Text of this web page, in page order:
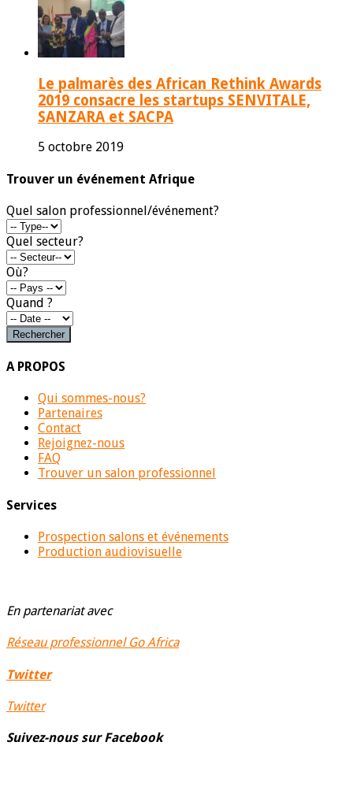
Le palmarès des African Rethink Awards
2019 consacre les startups SENVITALE,
SANZARA et SACPA
5 octobre 2019
Trouver un événement Afrique
Quel salon professionnel/événement?
Quel secteur?
Où?
Quand ?
A PROPOS
Qui sommes-nous?
Partenaires
Contact
Rejoignez-nous
FAQ
Trouver un salon professionnel
Services
Prospection salons et événements
Production audiovisuelle
En partenariat avec
Réseau professionnel Go Africa
Twitter
Twitter
Suivez-nous sur Facebook